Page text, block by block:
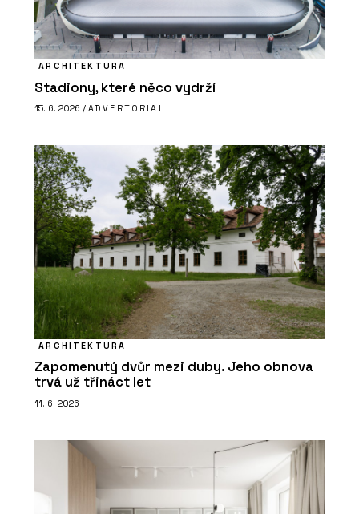
ARCHITEKTURA
Stadiony, které něco vydrží
15. 6. 2026 / ADVERTORIAL
ARCHITEKTURA
Zapomenutý dvůr mezi duby. Jeho obnova
trvá už třináct let
11. 6. 2026